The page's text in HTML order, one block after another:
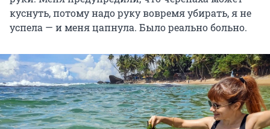
куснуть, потому надо руку вовремя убирать, я не
успела — и меня цапнула. Было реально больно.